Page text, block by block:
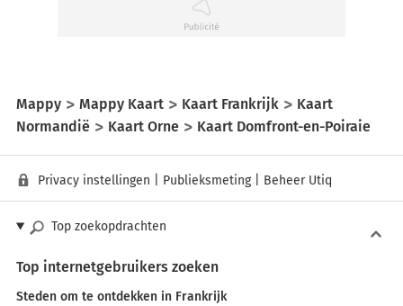
Mappy Mappy Kaart Kaart Frankrijk
Kaart
Normandië
Kaart Orne Kaart Domfront-en-Poiraie
Privacy instellingen Publieksmeting| Beheer Utiq
Top zoekopdrachten
Top internetgebruikers zoeken
Steden om te ontdekken in Frankrijk